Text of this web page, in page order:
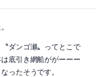
ダンゴ瀬〟ってとこで
底引き網船ががーーー
ったそうです。